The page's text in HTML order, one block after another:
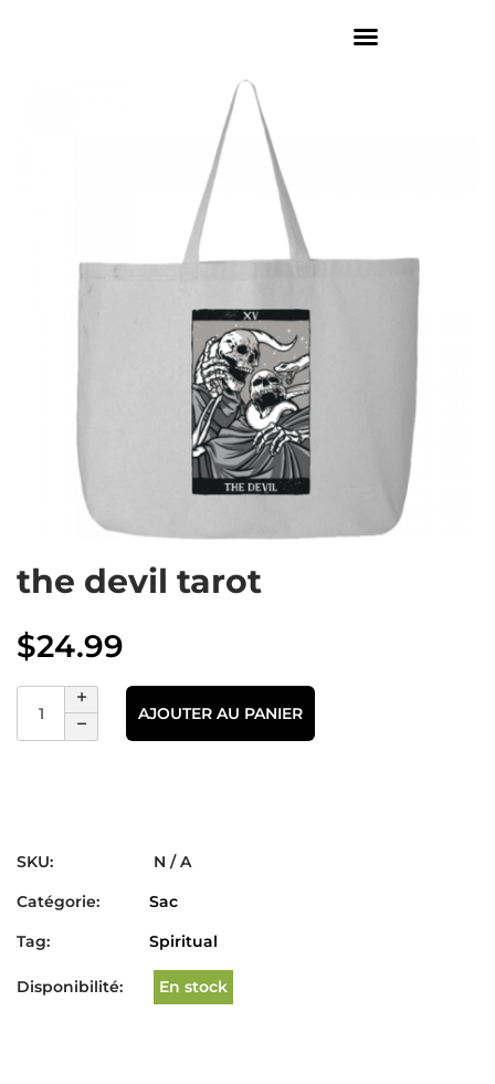
the devil tarot
$24.99
AJOUTER AU PANIER
SKU:
N / A
Catégorie:
Sac
Tag:
Spiritual
Disponibilité: En stock